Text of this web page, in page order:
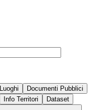
Luoghi
Documenti Pubblici
Info Territori Dataset